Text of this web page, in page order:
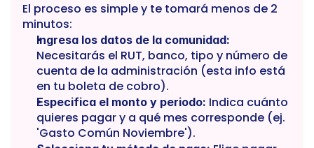
El proceso es simple y te tomará menos de 2
minutos:
Ingresa los datos de la comunidad:
Necesitarás el RUT, banco, tipo y número de
cuenta de la administración (esta info está
en tu boleta de cobro).
Especifica el monto y periodo: Indica cuánto
quieres pagar y a qué mes corresponde (ej.
'Gasto Común Noviembre').